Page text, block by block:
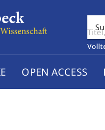
OPEN ACCESS